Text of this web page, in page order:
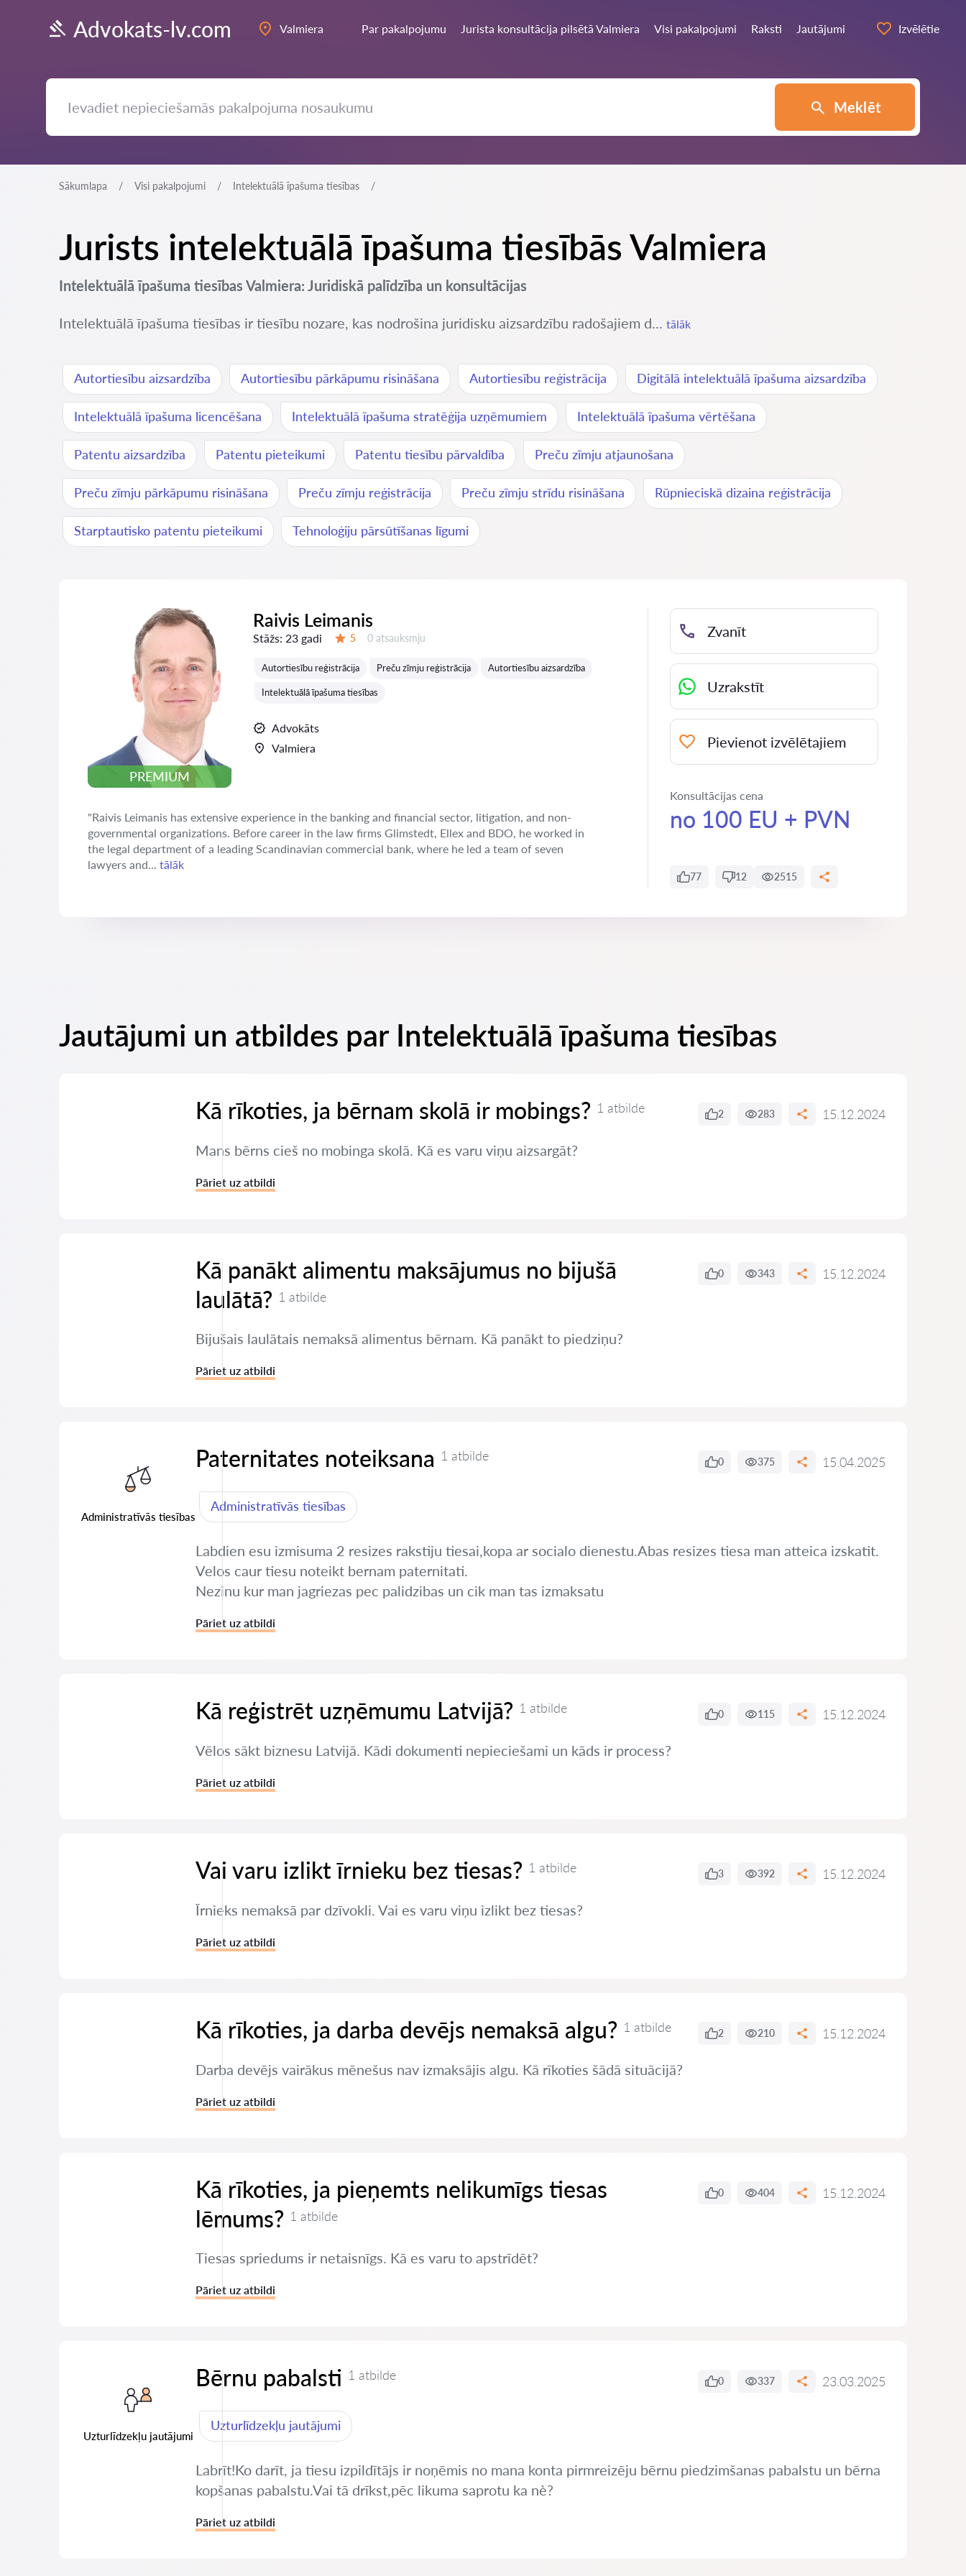
Advokats-lv.com Valmiera Par pakalpojumu Jurista konsultācija pilsētā Valmiera Visi pakalpojumi Raksti Jautājumi Izvēlētie
Meklēt
Sākumlapa Visi pakalpojumi Intelektuālā īpašuma tiesības
Jurists intelektuālā īpašuma tiesībās Valmiera
Intelektuālā īpašuma tiesības Valmiera: Juridiskā palīdzība un konsultācijas
Intelektuālā īpašuma tiesības ir tiesību nozare, kas nodrošina juridisku aizsardzību radošajiem d... tālāk
Autortiesību aizsardzība Autortiesību pārkāpumu risināšana Autortiesību reģistrācija Digitālā intelektuālā īpašuma aizsardzība
Intelektuālā īpašuma licencēšana Intelektuālā īpašuma stratēģija uzņēmumiem Intelektuālā īpašuma vērtēšana
Patentu aizsardzība Patentu pieteikumi Patentu tiesību pārvaldība Preču zīmju atjaunošana
Preču zīmju pārkāpumu risināšana Preču zīmju reģistrācija Preču zīmju strīdu risināšana Rūpnieciskā dizaina reģistrācija
Starptautisko patentu pieteikumi Tehnoloģiju pārsūtīšanas līgumi
PREMIUM
Raivis Leimanis
Stāžs: 23 gadi 5 Atsauksmes:
0 atsauksmju
Autortiesību reģistrācija Preču zīmju reģistrācija Autortiesību aizsardzība
Intelektuālā īpašuma tiesības
Advokāts
Valmiera
"Raivis Leimanis has extensive experience in the banking and financial sector, litigation, and non-
governmental organizations. Before career in the law firms Glimstedt, Ellex and BDO, he worked in
the legal department of a leading Scandinavian commercial bank, where he led a team of seven
lawyers and... tālāk
Zvanīt
Uzrakstīt
Pievienot izvēlētajiem
Konsultācijas cena
no 100 EU + PVN
77 12 2515
Jautājumi un atbildes par Intelektuālā īpašuma tiesības
Kā rīkoties, ja bērnam skolā ir mobings? 1 atbilde 2 283 15.12.2024
Mans bērns cieš no mobinga skolā. Kā es varu viņu aizsargāt?
Pāriet uz atbildi
Kā panākt alimentu maksājumus no bijušā
laulātā? 1 atbilde
0 343 15.12.2024
Bijušais laulātais nemaksā alimentus bērnam. Kā panākt to piedziņu?
Pāriet uz atbildi
Administratīvās tiesības
Paternitates noteiksana 1 atbilde 0 375 15.04.2025
Administratīvās tiesības
Labdien esu izmisuma 2 resizes rakstiju tiesai,kopa ar socialo dienestu.Abas resizes tiesa man atteica izskatit.
Velos caur tiesu noteikt bernam paternitati.
Nezinu kur man jagriezas pec palidzibas un cik man tas izmaksatu
Pāriet uz atbildi
Kā reģistrēt uzņēmumu Latvijā? 1 atbilde 0 115 15.12.2024
Vēlos sākt biznesu Latvijā. Kādi dokumenti nepieciešami un kāds ir process?
Pāriet uz atbildi
Vai varu izlikt īrnieku bez tiesas? 1 atbilde 3 392 15.12.2024
Īrnieks nemaksā par dzīvokli. Vai es varu viņu izlikt bez tiesas?
Pāriet uz atbildi
Kā rīkoties, ja darba devējs nemaksā algu? 1 atbilde 2 210 15.12.2024
Darba devējs vairākus mēnešus nav izmaksājis algu. Kā rīkoties šādā situācijā?
Pāriet uz atbildi
Kā rīkoties, ja pieņemts nelikumīgs tiesas
lēmums? 1 atbilde
0 404 15.12.2024
Tiesas spriedums ir netaisnīgs. Kā es varu to apstrīdēt?
Pāriet uz atbildi
Uzturlīdzekļu jautājumi
Bērnu pabalsti 1 atbilde 0 337 23.03.2025
Uzturlīdzekļu jautājumi
Labrīt!Ko darīt, ja tiesu izpildītājs ir noņēmis no mana konta pirmreizēju bērnu piedzimšanas pabalstu un bērna
kopšanas pabalstu.Vai tā drīkst,pēc likuma saprotu ka nè?
Pāriet uz atbildi